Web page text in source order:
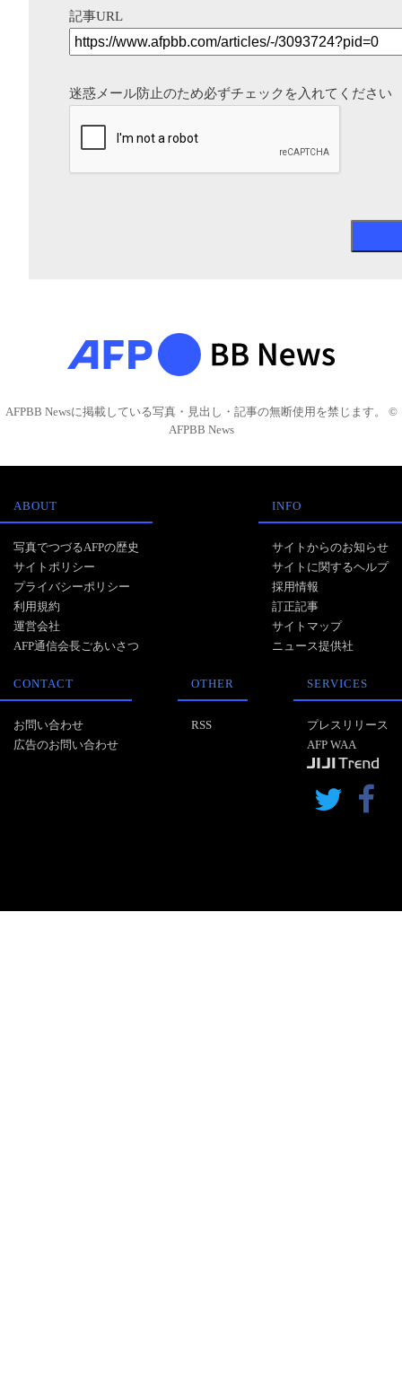
記事URL
迷惑メール防止のため必ずチェックを入れてください
AFPBB Newsに掲載している写真・見出し・記事の無断使用を禁じます。 ©
AFPBB News
ABOUT
写真でつづるAFPの歴史
サイトポリシー
プライバシーポリシー
利用規約
運営会社
AFP通信会長ごあいさつ
INFO
サイトからのお知らせ
サイトに関するヘルプ
採用情報
訂正記事
サイトマップ
ニュース提供社
CONTACT
お問い合わせ
広告のお問い合わせ
OTHER
RSS
SERVICES
プレスリリース
AFP WAA